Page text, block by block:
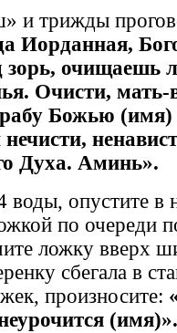
и трижды
Иорданная,
зорь, очищаешь
Очисти, мать-
Божью (имя)
Духа. Аминь».
воды, опустите в
по очереди
ложку вверх
сбегала в
произносите:
(имя)».